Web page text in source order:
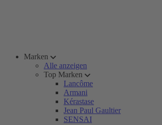
Marken
Alle anzeigen
Top Marken
Lancôme
Armani
Kérastase
Jean Paul Gaultier
SENSAI